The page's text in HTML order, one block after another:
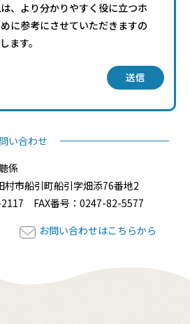
、より分かりやすく役に立つホ
に参考にさせていただきますの
ます。
送信
い合わせ
係
村市船引町船引字畑添76番地2
FAX番号：0247-82-5577
お問い合わせはこちらから